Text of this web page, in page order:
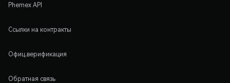
Phemex API
Ссылки на контракты
Офиц.верификация
Обратная связь